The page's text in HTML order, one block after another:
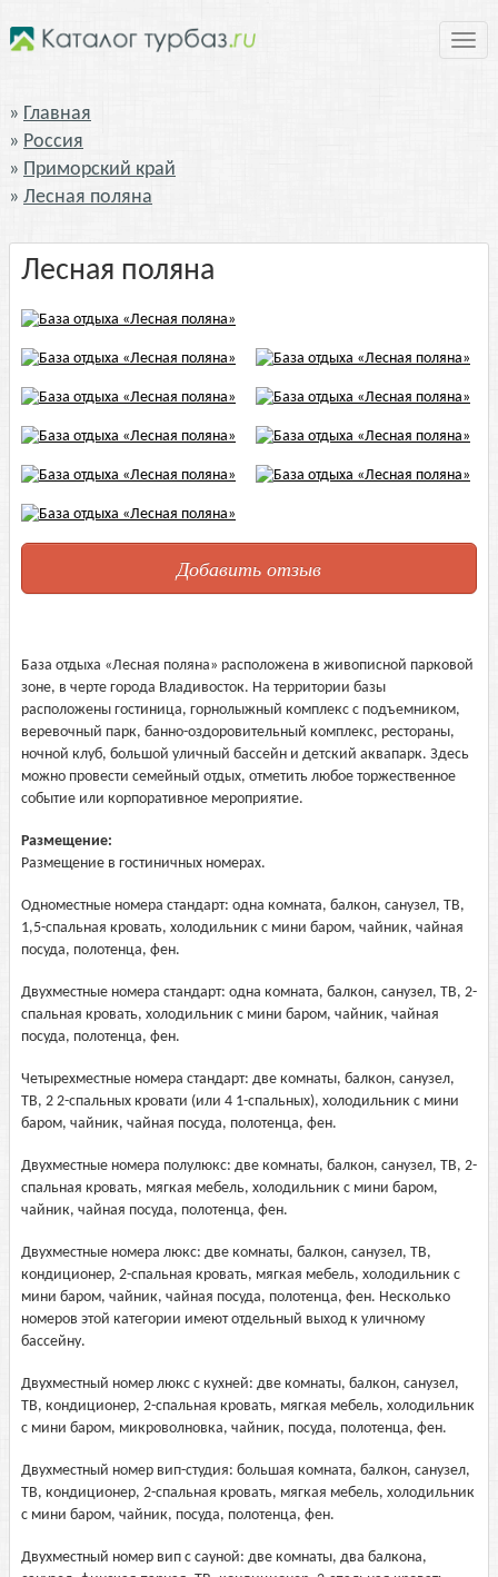
Главная
Россия
Приморский край
Лесная поляна
Лесная поляна
Добавить отзыв
База отдыха «Лесная поляна» расположена в живописной парковой
зоне, в черте города Владивосток. На территории базы
расположены гостиница, горнолыжный комплекс с подъемником,
веревочный парк, банно-оздоровительный комплекс, рестораны,
ночной клуб, большой уличный бассейн и детский аквапарк. Здесь
можно провести семейный отдых, отметить любое торжественное
событие или корпоративное мероприятие.
Размещение:
Размещение в гостиничных номерах.
Одноместные номера стандарт: одна комната, балкон, санузел, ТВ,
1,5-спальная кровать, холодильник с мини баром, чайник, чайная
посуда, полотенца, фен.
Двухместные номера стандарт: одна комната, балкон, санузел, ТВ, 2-
спальная кровать, холодильник с мини баром, чайник, чайная
посуда, полотенца, фен.
Четырехместные номера стандарт: две комнаты, балкон, санузел,
ТВ, 2 2-спальных кровати (или 4 1-спальных), холодильник с мини
баром, чайник, чайная посуда, полотенца, фен.
Двухместные номера полулюкс: две комнаты, балкон, санузел, ТВ, 2-
спальная кровать, мягкая мебель, холодильник с мини баром,
чайник, чайная посуда, полотенца, фен.
Двухместные номера люкс: две комнаты, балкон, санузел, ТВ,
кондиционер, 2-спальная кровать, мягкая мебель, холодильник с
мини баром, чайник, чайная посуда, полотенца, фен. Несколько
номеров этой категории имеют отдельный выход к уличному
бассейну.
Двухместный номер люкс с кухней: две комнаты, балкон, санузел,
ТВ, кондиционер, 2-спальная кровать, мягкая мебель, холодильник
с мини баром, микроволновка, чайник, посуда, полотенца, фен.
Двухместный номер вип-студия: большая комната, балкон, санузел,
ТВ, кондиционер, 2-спальная кровать, мягкая мебель, холодильник
с мини баром, чайник, посуда, полотенца, фен.
Двухместный номер вип с сауной: две комнаты, два балкона,